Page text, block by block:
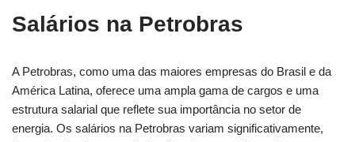
Salários na Petrobras
A Petrobras, como uma das maiores empresas do Brasil e da
América Latina, oferece uma ampla gama de cargos e uma
estrutura salarial que reflete sua importância no setor de
energia. Os salários na Petrobras variam significativamente,